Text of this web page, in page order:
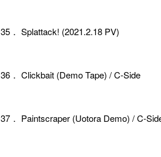
35． Splattack! (2021.2.18 PV)
36． Clickbait (Demo Tape) / C-Side
37． Paintscraper (Uotora Demo) / C-